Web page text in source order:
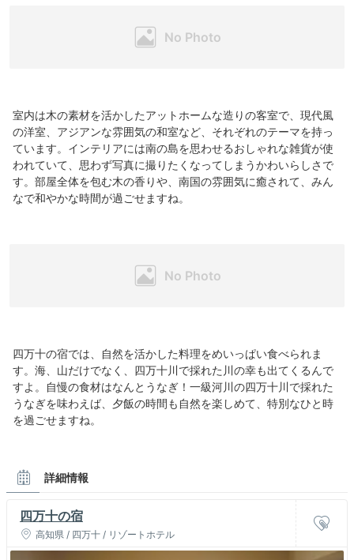
室内は木の素材を活かしたアットホームな造りの客室で、現代風
の洋室、アジアンな雰囲気の和室など、それぞれのテーマを持っ
ています。インテリアには南の島を思わせるおしゃれな雑貨が使
われていて、思わず写真に撮りたくなってしまうかわいらしさで
す。部屋全体を包む木の香りや、南国の雰囲気に癒されて、みん
なで和やかな時間が過ごせますね。
四万十の宿では、自然を活かした料理をめいっぱい食べられま
す。海、山だけでなく、四万十川で採れた川の幸も出てくるんで
すよ。自慢の食材はなんとうなぎ！一級河川の四万十川で採れた
うなぎを味わえば、夕飯の時間も自然を楽しめて、特別なひと時
を過ごせますね。
詳細情報
四万十の宿
高知県 / 四万十 / リゾートホテル